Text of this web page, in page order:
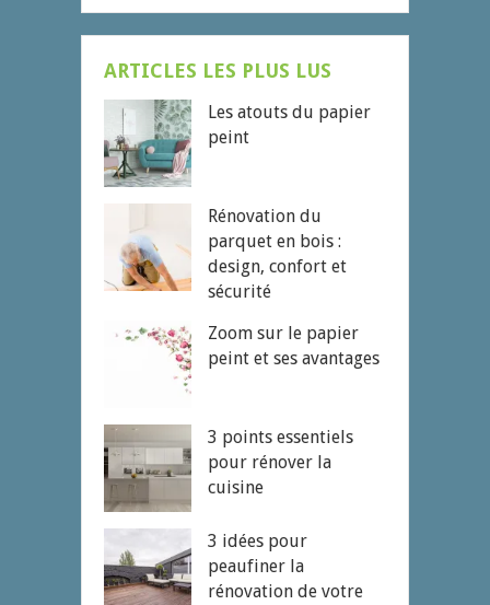
ARTICLES LES PLUS LUS
Les atouts du papier
peint
Rénovation du
parquet en bois :
design, confort et
sécurité
Zoom sur le papier
peint et ses avantages
3 points essentiels
pour rénover la
cuisine
3 idées pour
peaufiner la
rénovation de votre